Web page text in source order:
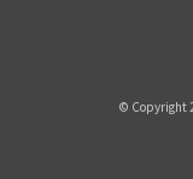
© Copyright